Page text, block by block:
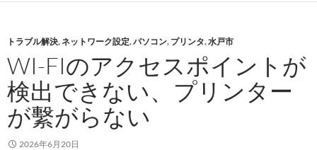
トラブル解決,ネットワーク設定,パソコン, プリンタ,水戸市
WI-FIのアクセスポイントが
検出できない、プリンター
が繫がらない
2026年6月20日